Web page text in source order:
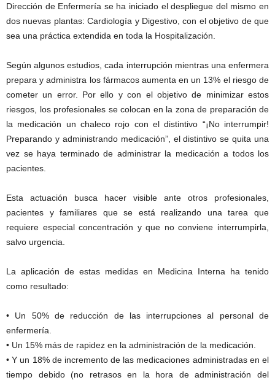
Dirección de Enfermería se ha iniciado el despliegue del mismo en
dos nuevas plantas: Cardiología y Digestivo, con el objetivo de que
sea una práctica extendida en toda la Hospitalización.
Según algunos estudios, cada interrupción mientras una enfermera
prepara y administra los fármacos aumenta en un 13% el riesgo de
cometer un error. Por ello y con el objetivo de minimizar estos
riesgos, los profesionales se colocan en la zona de preparación de
la medicación un chaleco rojo con el distintivo “¡No interrumpir!
Preparando y administrando medicación”, el distintivo se quita una
vez se haya terminado de administrar la medicación a todos los
pacientes.
Esta actuación busca hacer visible ante otros profesionales,
pacientes y familiares que se está realizando una tarea que
requiere especial concentración y que no conviene interrumpirla,
salvo urgencia.
La aplicación de estas medidas en Medicina Interna ha tenido
como resultado:
• Un 50% de reducción de las interrupciones al personal de
enfermería.
• Un 15% más de rapidez en la administración de la medicación.
• Y un 18% de incremento de las medicaciones administradas en el
tiempo debido (no retrasos en la hora de administración del